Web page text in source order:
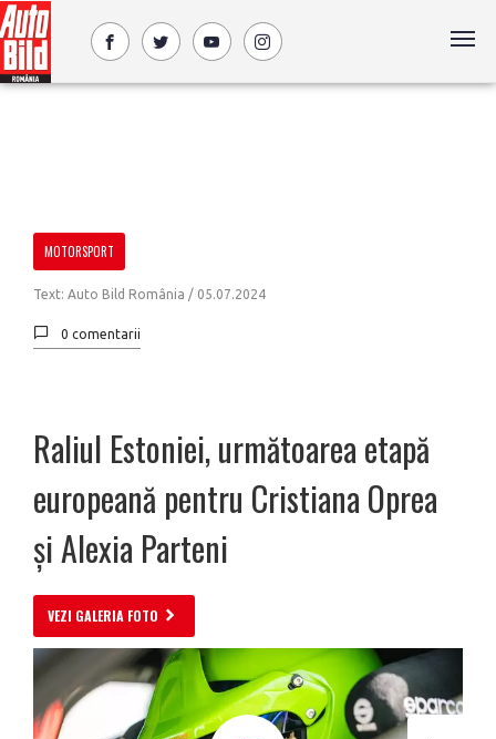
MOTORSPORT
Text: Auto Bild România / 05.07.2024
0 comentarii
Raliul Estoniei, următoarea etapă
europeană pentru Cristiana Oprea
și Alexia Parteni
VEZI GALERIA FOTO